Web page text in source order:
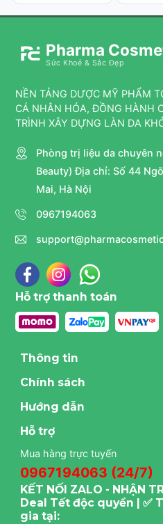
Pharma
Sức Khoẻ & Sắc Đẹp
NỀN TẢNG DƯỢC MỸ PHẨM
CÁ NHÂN HÓA, ĐỒNG HÀNH
TRÌNH XÂY DỰNG LÀN DA
Phòng trị liệu da chuyên
Beauty) Địa chỉ: Số 44
Mai, Hà Nội
0967194063
Hỗ trợ thanh toán
Thông tin
Chính sách
Hướng dẫn
Hỗ trợ
Mua hàng trực tuyến
0967194063 (24/7)
KẾT NỐI ZALO - NHẬN
Deal Tết độc quyền | ✅
gia tại: